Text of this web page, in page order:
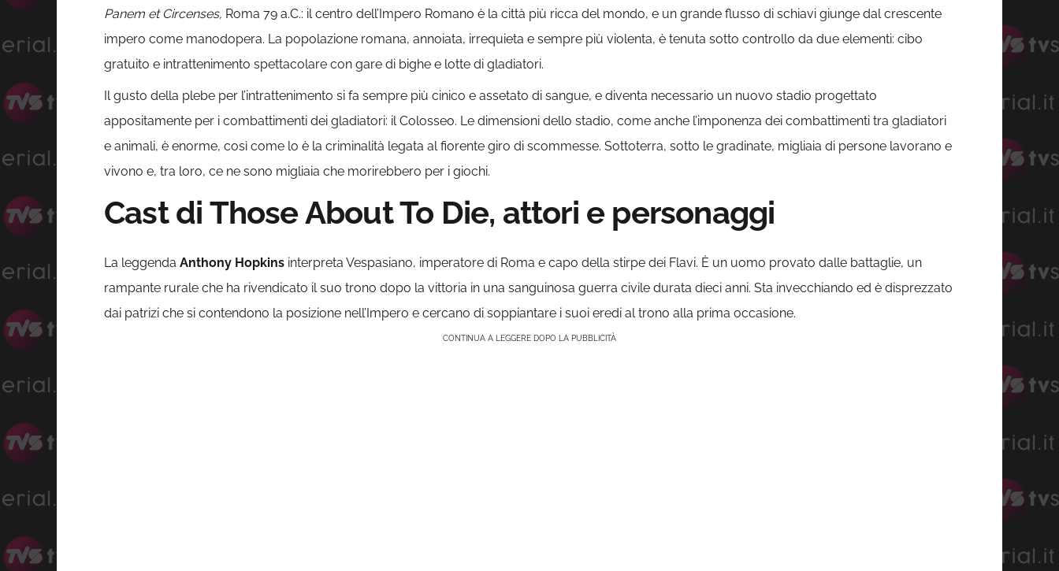
Panem et Circenses, Roma 79 a.C.: il centro dell’Impero Romano è la città più ricca del mondo, e un grande flusso di schiavi giunge dal crescente
impero come manodopera. La popolazione romana, annoiata, irrequieta e sempre più violenta, è tenuta sotto controllo da due elementi: cibo
gratuito e intrattenimento spettacolare con gare di bighe e lotte di gladiatori.
Il gusto della plebe per l’intrattenimento si fa sempre più cinico e assetato di sangue, e diventa necessario un nuovo stadio progettato
appositamente per i combattimenti dei gladiatori: il Colosseo. Le dimensioni dello stadio, come anche l’imponenza dei combattimenti tra gladiatori
e animali, è enorme, così come lo è la criminalità legata al fiorente giro di scommesse. Sottoterra, sotto le gradinate, migliaia di persone lavorano e
vivono e, tra loro, ce ne sono migliaia che morirebbero per i giochi.
Cast di Those About To Die, attori e personaggi
La leggenda Anthony Hopkins interpreta Vespasiano, imperatore di Roma e capo della stirpe dei Flavi. È un uomo provato dalle battaglie, un
rampante rurale che ha rivendicato il suo trono dopo la vittoria in una sanguinosa guerra civile durata dieci anni. Sta invecchiando ed è disprezzato
dai patrizi che si contendono la posizione nell’Impero e cercano di soppiantare i suoi eredi al trono alla prima occasione.
CONTINUA A LEGGERE DOPO LA PUBBLICITÀ